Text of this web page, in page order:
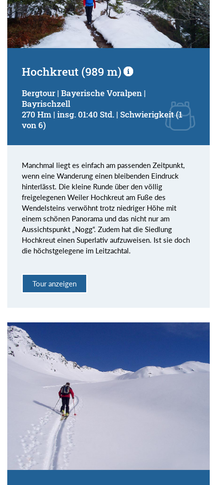
Hochkreut (989 m)
Bergtour | Bayerische Voralpen |
Bayrischzell
270 Hm | insg. 01:40 Std. | Schwierigkeit (1
von 6)
Manchmal liegt es einfach am passenden Zeitpunkt,
wenn eine Wanderung einen bleibenden Eindruck
hinterlässt. Die kleine Runde über den völlig
freigelegenen Weiler Hochkreut am Fuße des
Wendelsteins verwöhnt trotz niedriger Höhe mit
einem schönen Panorama und das nicht nur am
Aussichtspunkt „Nogg“. Zudem hat die Siedlung
Hochkreut einen Superlativ aufzuweisen. Ist sie doch
die höchstgelegene im Leitzachtal.
Tour anzeigen